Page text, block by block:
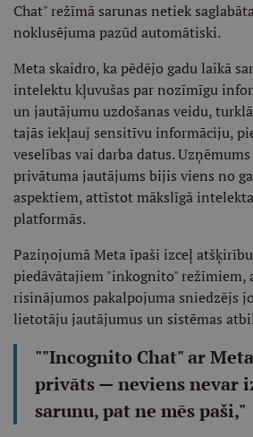
Chat" režīmā sarunas netiek
noklusējuma pazūd automātiski.
Meta skaidro, ka pēdējo gadu laikā
intelektu kļuvušas par nozīmīgu
un jautājumu uzdošanas veidu,
tajās iekļauj sensitīvu informāciju,
veselības vai darba datus.
privātuma jautājums bijis viens no
aspektiem, attīstot mākslīgā
platformās.
Paziņojumā Meta īpaši izceļ
piedāvātajiem "inkognito" režīmiem,
risinājumos pakalpojuma sniedzējs
lietotāju jautājumus un sistēmas
""Incognito Chat" ar
privāts — neviens nevar
sarunu, pat ne mēs paši,"